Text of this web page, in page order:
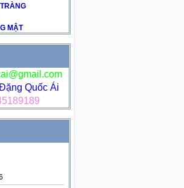
MẬT
Quốc Ái